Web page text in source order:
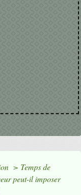
> Temps de
peut-il imposer